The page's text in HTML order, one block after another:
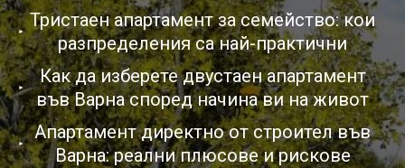
Тристаен апартамент за семейство: кои
разпределения са най-практични
Как да изберете двустаен апартамент
във Варна според начина ви на живот
Апартамент директно от строител във
Варна: реални плюсове и рискове